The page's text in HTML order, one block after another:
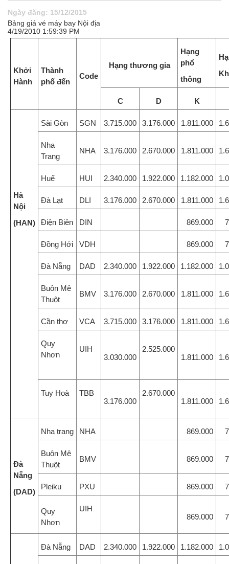
Ngày đăng: 15/12/2015
Bảng giá vé máy bay Nội địa
4/19/2010 1:59:39 PM
Khởi
Hành
Thành
phố đến
Code
Hạng thương gia
Hạng
phổ
thông
C D K
Hà
Nội
(HAN)
Sài Gòn SGN 3.715.000 3.176.000 1.811.000
Nha
Trang
NHA 3.176.000 2.670.000 1.811.000
Huế HUI 2.340.000 1.922.000 1.182.000
Đà Lạt DLI 3.176.000 2.670.000 1.811.000
Điện Biên DIN 869.000
Đồng Hới VDH 869.000
Đà Nẵng DAD 2.340.000 1.922.000 1.182.000
Buôn Mê
Thuột
BMV 3.176.000 2.670.000 1.811.000
Cần thơ VCA 3.715.000 3.176.000 1.811.000
Quy
Nhơn
UIH
3.030.000
2.525.000
1.811.000
Tuy Hoà
TBB
3.176.000
2.670.000
1.811.000
Đà
Nẵng
(DAD)
Nha trang NHA 869.000
Buôn Mê
Thuột
BMV 869.000
Pleiku PXU 869.000
Quy
Nhơn
UIH
869.000
Đà Nẵng DAD 2.340.000 1.922.000 1.182.000